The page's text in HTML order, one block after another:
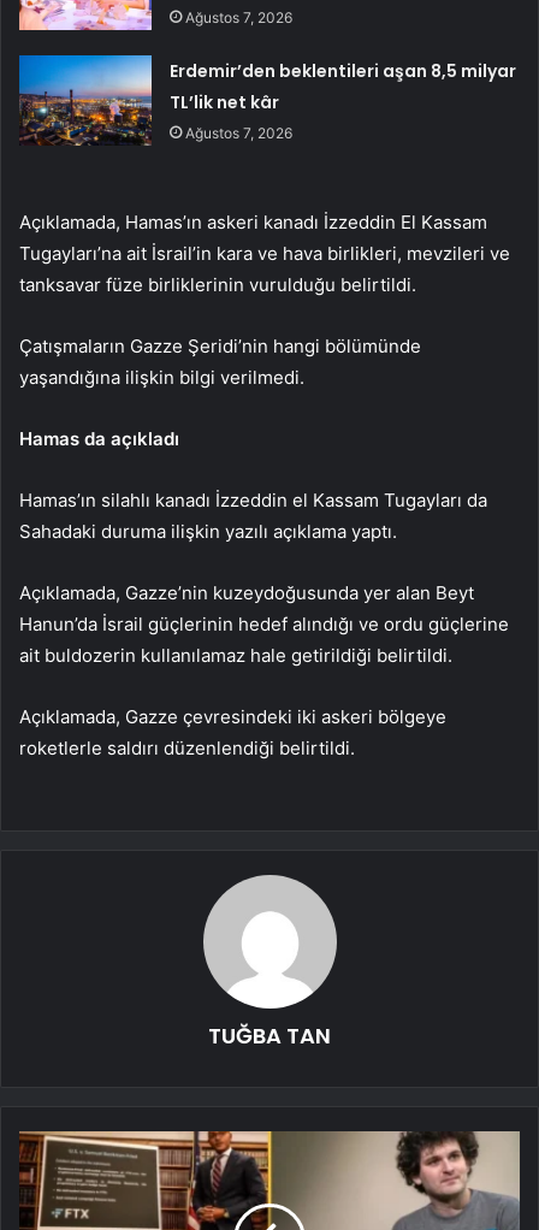
Ağustos 7, 2026
Erdemir’den beklentileri aşan 8,5 milyar
TL’lik net kâr
Ağustos 7, 2026
Açıklamada, Hamas’ın askeri kanadı İzzeddin El Kassam
Tugayları’na ait İsrail’in kara ve hava birlikleri, mevzileri ve
tanksavar füze birliklerinin vurulduğu belirtildi.
Çatışmaların Gazze Şeridi’nin hangi bölümünde
yaşandığına ilişkin bilgi verilmedi.
Hamas da açıkladı
Hamas’ın silahlı kanadı İzzeddin el Kassam Tugayları da
Sahadaki duruma ilişkin yazılı açıklama yaptı.
Açıklamada, Gazze’nin kuzeydoğusunda yer alan Beyt
Hanun’da İsrail güçlerinin hedef alındığı ve ordu güçlerine
ait buldozerin kullanılamaz hale getirildiği belirtildi.
Açıklamada, Gazze çevresindeki iki askeri bölgeye
roketlerle saldırı düzenlendiği belirtildi.
TUĞBA TAN